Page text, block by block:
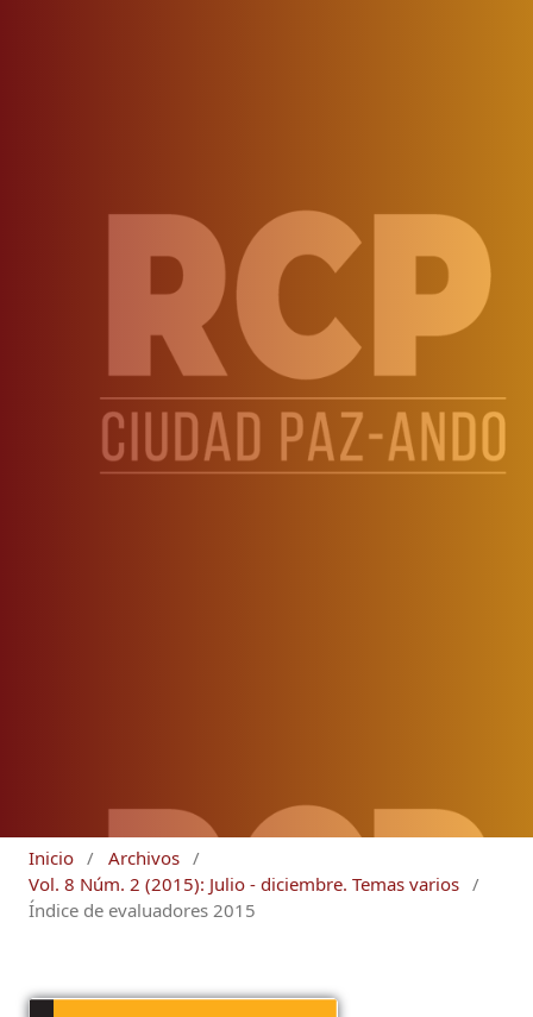
Inicio / Archivos /
Vol. 8 Núm. 2 (2015): Julio - diciembre. Temas varios /
Índice de evaluadores 2015